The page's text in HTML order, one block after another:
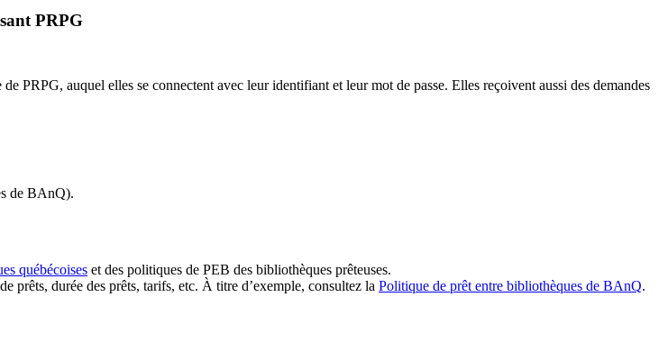
PRPG
PRPG, auquel elles se connectent avec leur identifiant et leur mot de passe. Elles reçoivent aussi des demandes
de BAnQ).
québécoises et des politiques de PEB des bibliothèques prêteuses.
prêts, durée des prêts, tarifs, etc. À titre d’exemple, consultez la Politique de prêt entre bibliothèques de BAnQ.